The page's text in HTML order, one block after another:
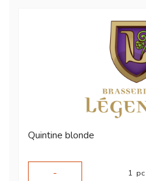
Quintine blonde
-
1 pc